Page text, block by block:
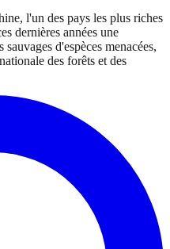
l'un des pays les plus riches
dernières années une
d'espèces menacées,
des forêts et des